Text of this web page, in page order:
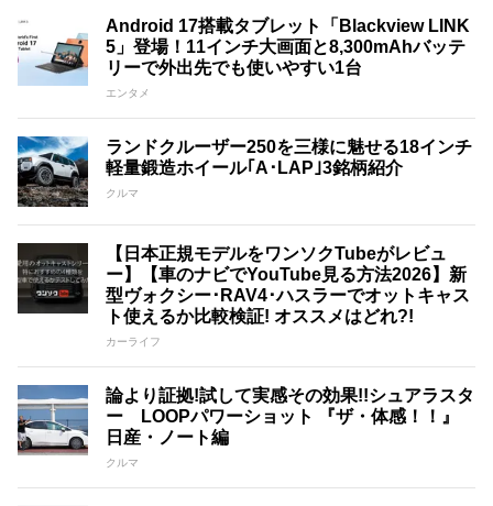
Android 17搭載タブレット「Blackview LINK
5」登場！11インチ大画面と8,300mAhバッテ
リーで外出先でも使いやすい1台
エンタメ
ランドクルーザー250を三様に魅せる18インチ
軽量鍛造ホイール｢A･LAP｣3銘柄紹介
クルマ
【日本正規モデルをワンソクTubeがレビュ
ー】【車のナビでYouTube見る方法2026】新
型ヴォクシー･RAV4･ハスラーでオットキャス
ト使えるか比較検証! オススメはどれ?!
カーライフ
論より証拠!試して実感その効果!!シュアラスタ
ー LOOPパワーショット 『ザ・体感！！』
日産・ノート編
クルマ